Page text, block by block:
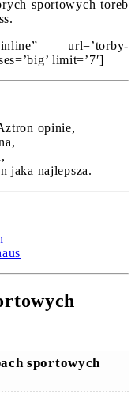
sportowych toreb
url=’torby-
limit=’7′]
opinie,
jaka najlepsza.
sportowych